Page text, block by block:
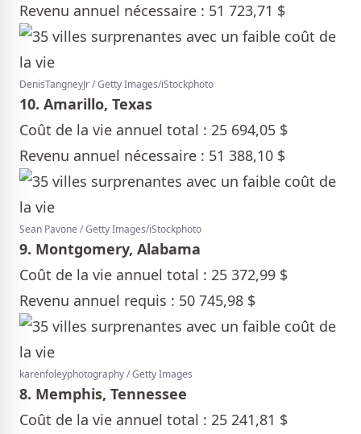
Revenu annuel nécessaire : 51 723,71 $
DenisTangneyJr / Getty Images/iStockphoto
10. Amarillo, Texas
Coût de la vie annuel total : 25 694,05 $
Revenu annuel nécessaire : 51 388,10 $
Sean Pavone / Getty Images/iStockphoto
9. Montgomery, Alabama
Coût de la vie annuel total : 25 372,99 $
Revenu annuel requis : 50 745,98 $
karenfoleyphotography / Getty Images
8. Memphis, Tennessee
Coût de la vie annuel total : 25 241,81 $